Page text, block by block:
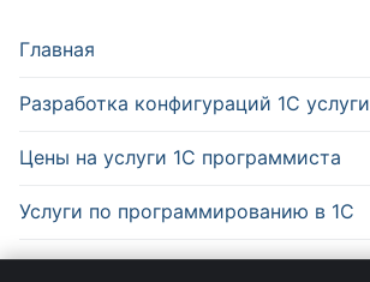
Главная
Разработка конфигураций 1С услуги
Цены на услуги 1С программиста
Услуги по программированию в 1С
Информация